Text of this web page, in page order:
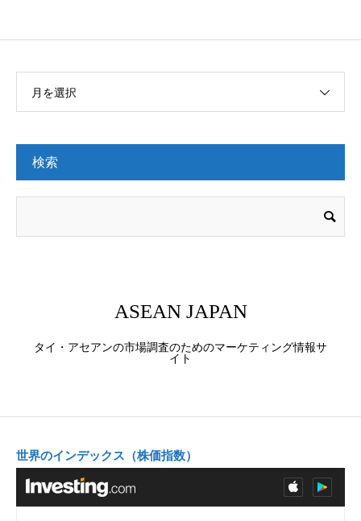
月を選択
検索
ASEAN JAPAN
タイ・アセアンの市場調査のためのマーケティング情報サ
イト
世界のインデックス（株価指数）